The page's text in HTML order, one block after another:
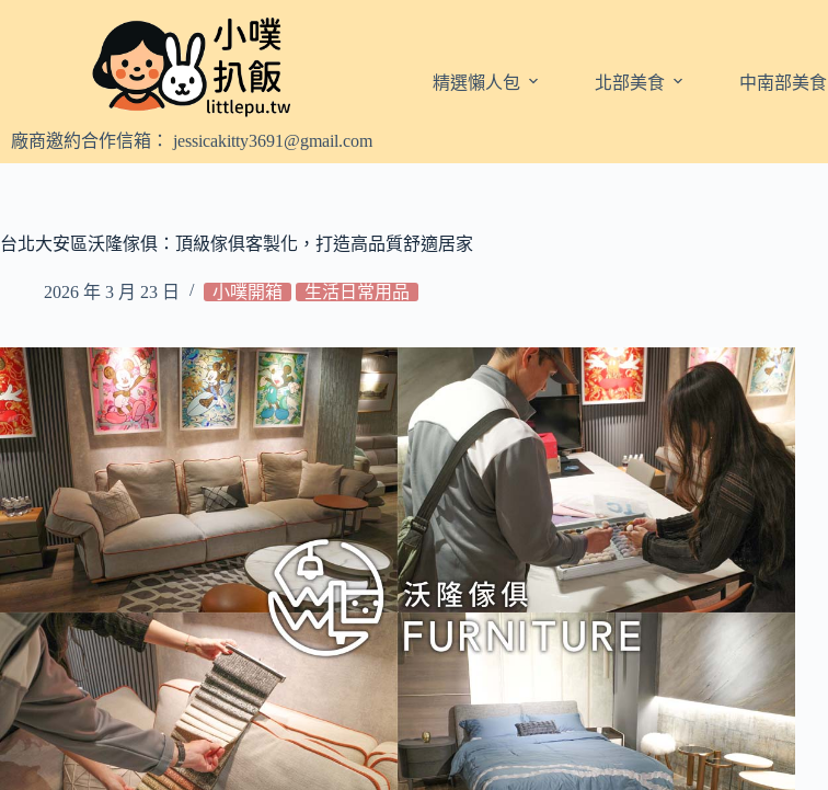
容廠商邀約合作信箱： jessicakitty3691@gmail.com
精選懶人包 北部美食 中南部美食
台北大安區沃隆傢俱：頂級傢俱客製化，打造高品質舒適居家
2026 年 3 月 23 日 小噗開箱 生活日常用品